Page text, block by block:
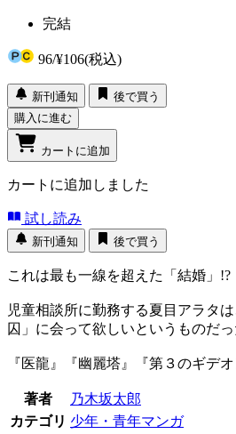
完結
96/¥106(税込)
新刊通知
後で買う
購入に進む
カートに追加
カートに追加しました
試し読み
新刊通知 後で買う
これは最も一線を超えた「結婚」!?
児童相談所に勤務する夏目アラタ
囚」に会って欲しいというものだ
『医龍』『幽麗塔』『第３のギデ
著者
乃木坂太郎
カテゴリ 少年・青年マンガ